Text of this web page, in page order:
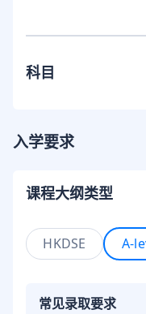
科目
入学要求
课程大纲类型
HKDSE A-
常见录取要求